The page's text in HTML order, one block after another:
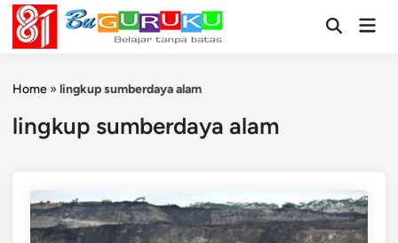
Skip
content
OpenMain
Home » lingkup sumberdaya alam
lingkup sumberdaya alam